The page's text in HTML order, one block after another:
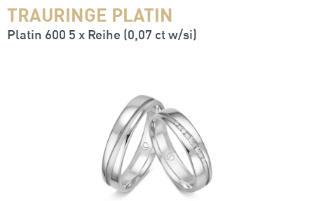
TRAURINGE PLATIN
Platin 600 5 x Reihe (0,07 ct w/si)